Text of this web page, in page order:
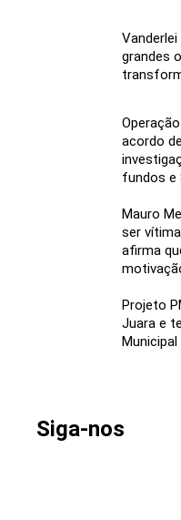
grandes
acordo
fundos e
Mauro
ser
afirma
Projeto
Juara e
Municipal
Siga-nos